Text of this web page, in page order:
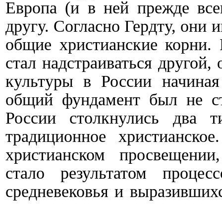
Европа (и в ней прежде
другу. Согласно Гердту,
общие христианские
стал надстраиваться
культуры в России
общий фундамент был не
России столкнулись два
традиционное
христианском
стало результатом
средневековья и